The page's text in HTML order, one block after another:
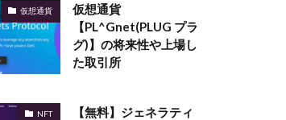
仮想通貨
仮想通貨
【PL^Gnet(PLUG プラ
グ)】の将来性や上場し
た取引所
NFT
【無料】ジェネラティ